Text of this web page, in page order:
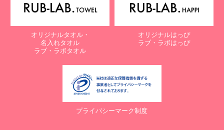
オリジナルタオル・
名入れタオル
ラブ・ラボタオル
オリジナルはっぴ
ラブ・ラボはっぴ
プライバシーマーク制度